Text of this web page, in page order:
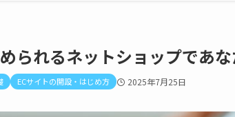
られるネットショップであ
ECサイトの開設・はじめ方 2025年7月25日